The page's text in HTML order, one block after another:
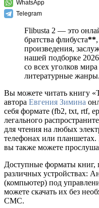
WhatsApp
Telegram
Flibusta 2 — это
братства флибуста**
произведения,
нашей подборке
со всех уголков
литературные жанры.
Вы можете читать книгу
автора Евгения Зимина
себя формате (fb2, txt, rtf,
легального
для чтения на любых
телефонах или планшетах.
вы также можете
Доступные форматы книг,
различных устройствах:
(компьютер) под
можете скачать их без
СМС.